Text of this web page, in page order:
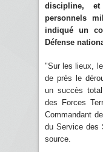
discipline,
personnels
indiqué un
Défense
"Sur les lieux,
de près le
un succès
des Forces
Commandant
du Service des
source.